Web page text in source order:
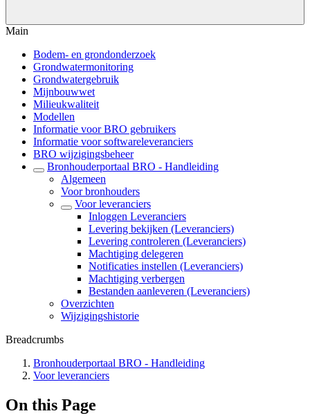
Main
Bodem- en grondonderzoek
Grondwatermonitoring
Grondwatergebruik
Mijnbouwwet
Milieukwaliteit
Modellen
Informatie voor BRO gebruikers
Informatie voor softwareleveranciers
BRO wijzigingsbeheer
Bronhouderportaal BRO - Handleiding
Algemeen
Voor bronhouders
Voor leveranciers
Inloggen Leveranciers
Levering bekijken (Leveranciers)
Levering controleren (Leveranciers)
Machtiging delegeren
Notificaties instellen (Leveranciers)
Machtiging verbergen
Bestanden aanleveren (Leveranciers)
Overzichten
Wijzigingshistorie
Breadcrumbs
Bronhouderportaal BRO - Handleiding
Voor leveranciers
On this Page